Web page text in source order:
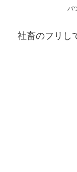
バ
社畜のフリし